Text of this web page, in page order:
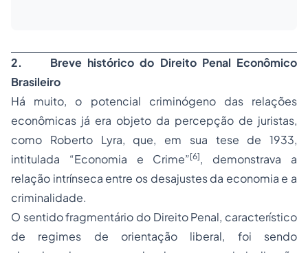
2. Breve histórico do Direito Penal Econômico
Brasileiro
Há muito, o potencial criminógeno das relações
econômicas já era objeto da percepção de juristas,
como Roberto Lyra, que, em sua tese de 1933,
intitulada “Economia e Crime”[6], demonstrava a
relação intrínseca entre os desajustes da economia e a
criminalidade.
O sentido fragmentário do Direito Penal, característico
de regimes de orientação liberal, foi sendo